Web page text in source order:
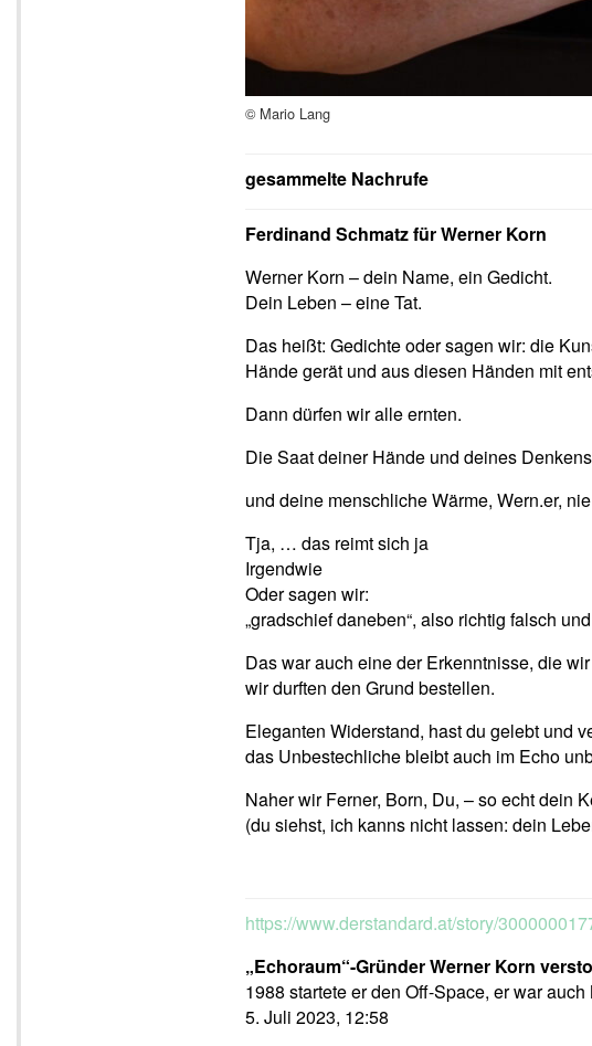
© Mario Lang
gesammelte Nachrufe
Ferdinand Schmatz für Werner Korn
Werner Korn – dein Name, ein Gedicht.
Dein Leben – eine Tat.
Das heißt: Gedichte oder sagen wir: die
Hände gerät und aus diesen Händen mit
Dann dürfen wir alle ernten.
Die Saat deiner Hände und deines
und deine menschliche Wärme, Wern.er,
Tja, … das reimt sich ja
Irgendwie
Oder sagen wir:
„gradschief daneben“, also richtig falsch
Das war auch eine der Erkenntnisse, die
wir durften den Grund bestellen.
Eleganten Widerstand, hast du gelebt und
das Unbestechliche bleibt auch im Echo
Naher wir Ferner, Born, Du, – so echt dein
(du siehst, ich kanns nicht lassen: dein
https://www.derstandard.at/story/
„Echoraum“-Gründer Werner Korn
1988 startete er den Off-Space, er war
5. Juli 2023, 12:58